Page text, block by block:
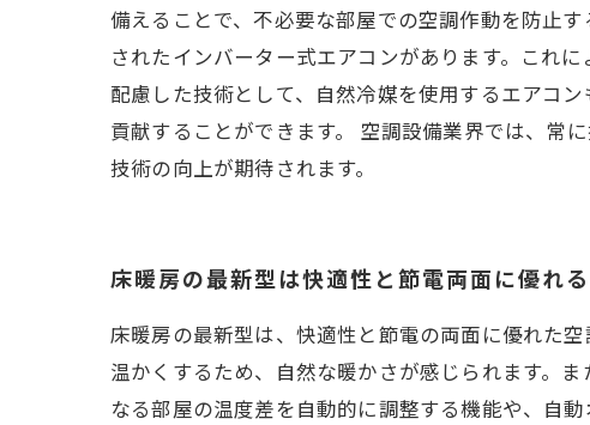
備えることで、不必要な部屋での空調作動を防止
されたインバーター式エアコンがあります。これ
配慮した技術として、自然冷媒を使用するエアコ
貢献することができます。 空調設備業界では、常
技術の向上が期待されます。
床暖房の最新型は快適性と節電両面に優れる
床暖房の最新型は、快適性と節電の両面に優れた
温かくするため、自然な暖かさが感じられます。
なる部屋の温度差を自動的に調整する機能や、自